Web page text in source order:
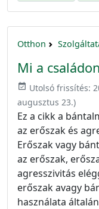
Otthon
Mi a
event_available Utolsó frissítés:
augusztus 23.)
Ez a cikk a
az erőszak és
Erőszak vagy
az erőszak,
agresszivitás
erőszak avagy
használata